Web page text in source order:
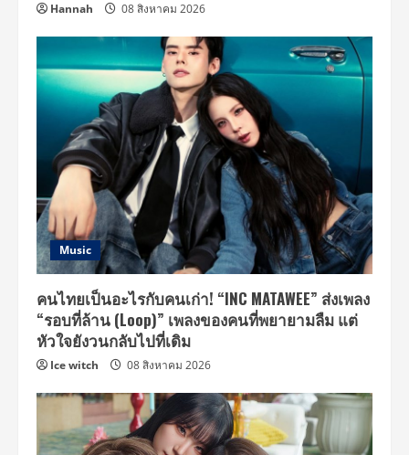
Hannah 08 สิงหาคม 2026
Music
คนไทยเป็นอะไรกับคนเก่า! “INC MATAWEE” ส่งเพลง
“รอบที่ล้าน (Loop)” เพลงของคนที่พยายามลืม แต่
หัวใจยังวนกลับไปที่เดิม
Ice witch 08 สิงหาคม 2026